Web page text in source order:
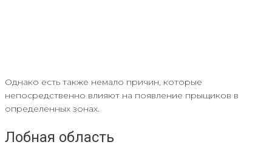
Однако есть также немало причин, которые
непосредственно влияют на появление прыщиков в
определенных зонах.
Лобная область